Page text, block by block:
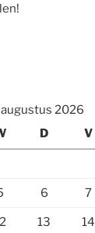
augustus 2026
D V
6 7
13 14